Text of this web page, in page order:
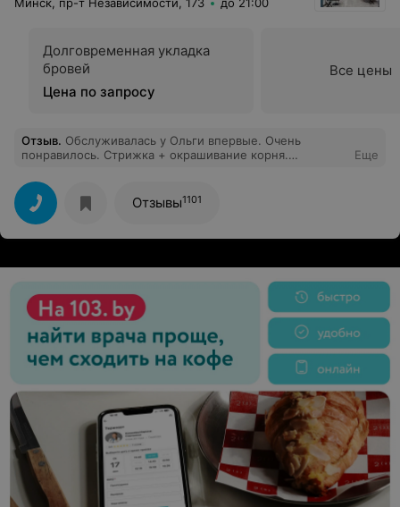
Минск, пр-т Независимости, 173 до 21:00
Долговременная укладка
бровей
Цена по запросу
Все цены
Отзыв. Обслуживалась у Ольги впервые. Очень
понравилось. Стрижка + окрашивание корня.
мастеров не мог качественно и естественно поднять
корень. Я очень довольна!!!
Еще
Отзывы1101